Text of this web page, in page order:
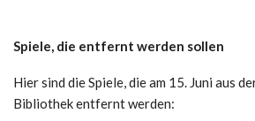
Spiele, die entfernt werden sollen
Hier sind die Spiele, die am 15. Juni aus
Bibliothek entfernt werden: